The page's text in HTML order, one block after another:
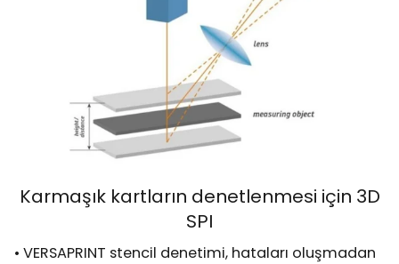
Karmaşık kartların denetlenmesi için 3D
SPI
• VERSAPRINT stencil denetimi, hataları oluşmadan